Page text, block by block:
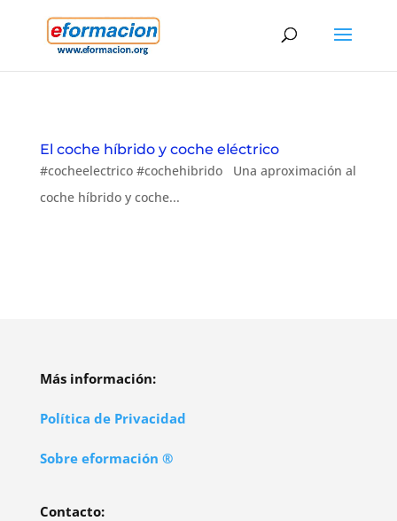
El coche híbrido y coche eléctrico
#cocheelectrico #cochehibrido Una aproximación al
coche híbrido y coche...
Más información:
Política de Privacidad
Sobre eformación ®
Contacto: